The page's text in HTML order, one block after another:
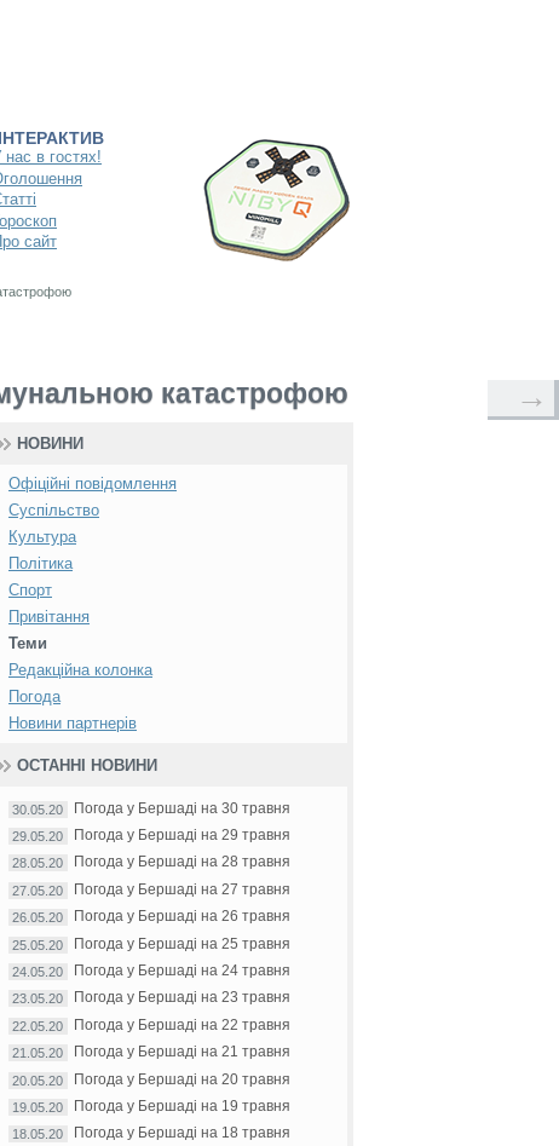
ІНТЕРАКТИВ
нас в гостях!
сайт
катастрофою →
НОВИНИ
Офіційні повідомлення
Суспільство
Культура
Політика
Спорт
Привітання
Теми
Редакційна колонка
Погода
Новини партнерів
ОСТАННІ НОВИНИ
30.05.20 Погода у Бершаді на 30 травня
29.05.20 Погода у Бершаді на 29 травня
28.05.20 Погода у Бершаді на 28 травня
27.05.20 Погода у Бершаді на 27 травня
26.05.20 Погода у Бершаді на 26 травня
25.05.20 Погода у Бершаді на 25 травня
24.05.20 Погода у Бершаді на 24 травня
23.05.20 Погода у Бершаді на 23 травня
22.05.20 Погода у Бершаді на 22 травня
21.05.20 Погода у Бершаді на 21 травня
20.05.20 Погода у Бершаді на 20 травня
19.05.20 Погода у Бершаді на 19 травня
18.05.20 Погода у Бершаді на 18 травня